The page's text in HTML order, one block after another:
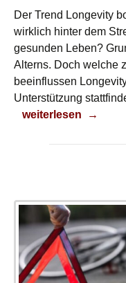
Der Trend Longevity
wirklich hinter dem
gesunden Leben?
Alterns. Doch welche
beeinflussen
Unterstützung
Longevity
weiterlesen →